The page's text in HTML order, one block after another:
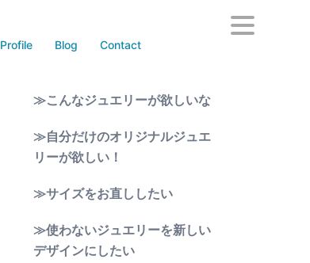
Profile Blog Contact
≫こんなジュエリーが欲しいな
≫自分だけのオリジナルジュエ
リーが欲しい！
≫サイズをお直ししたい
≫使わないジュエリーを新しい
デザインにしたい